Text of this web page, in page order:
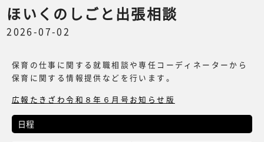
ほいくのしごと出張相談
2026-07-02
保育の仕事に関する就職相談や専任コーディネーターから
保育に関する情報提供などを行います。
広報たきざわ令和８年６月号お知らせ版
日程